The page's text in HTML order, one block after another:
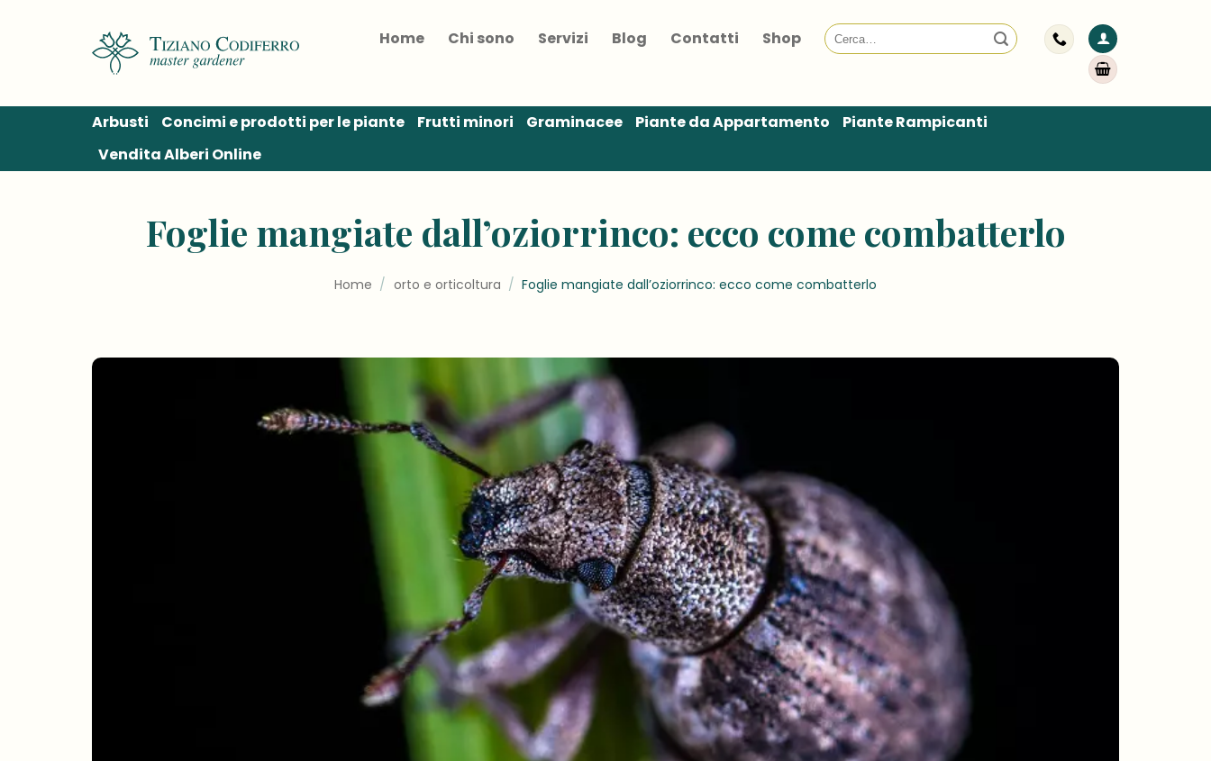
Home Chi sono Servizi Blog Contatti Shop Cerca:
Arbusti Concimi e prodotti per le piante Frutti minori Graminacee Piante da Appartamento
Piante Rampicanti
Vendita Alberi Online
Foglie mangiate dall’oziorrinco: ecco come combatterlo
Home / orto e orticoltura / Foglie mangiate dall’oziorrinco: ecco come combatterlo